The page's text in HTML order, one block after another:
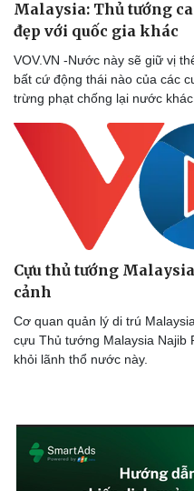
Malaysia: Thủ tướng
đẹp với quốc gia khác
VOV.VN -Nước này sẽ giữ vị
bất cứ động thái nào của các
trừng phạt chống lại nước khác.
Cựu thủ tướng
cảnh
Cơ quan quản lý di trú
cựu Thủ tướng Malaysia Najib
khỏi lãnh thổ nước này.